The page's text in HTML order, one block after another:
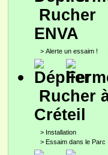
Rucher
ENVA
> Alerte un essaim !
Rucher
Créteil
> Installation
> Essaim dans le Parc